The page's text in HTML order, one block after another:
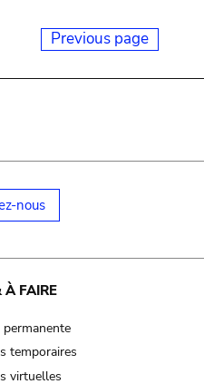
Previous page
nous
FAIRE
temporaires
virtuelles